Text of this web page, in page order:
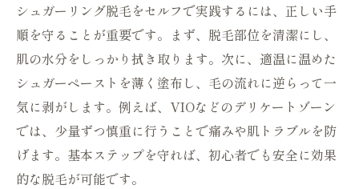
美肌を守るシュガーリング脱毛セルフケア
方法
肌に優しいシュガーリング脱毛で理想の素
肌へ
オーガニック志向のセルフケアとシュガー
リング脱毛
毎日のセルフケアに最適なシュガーリング
シュガーリング脱毛をセルフで実践するには、正しい手
順を守ることが重要です。まず、脱毛部位を清潔にし、
肌の水分をしっかり拭き取ります。次に、適温に温めた
シュガーペーストを薄く塗布し、毛の流れに逆らって一
気に剥がします。例えば、VIOなどのデリケートゾーン
では、少量ずつ慎重に行うことで痛みや肌トラブルを防
げます。基本ステップを守れば、初心者でも安全に効果
的な脱毛が可能です。